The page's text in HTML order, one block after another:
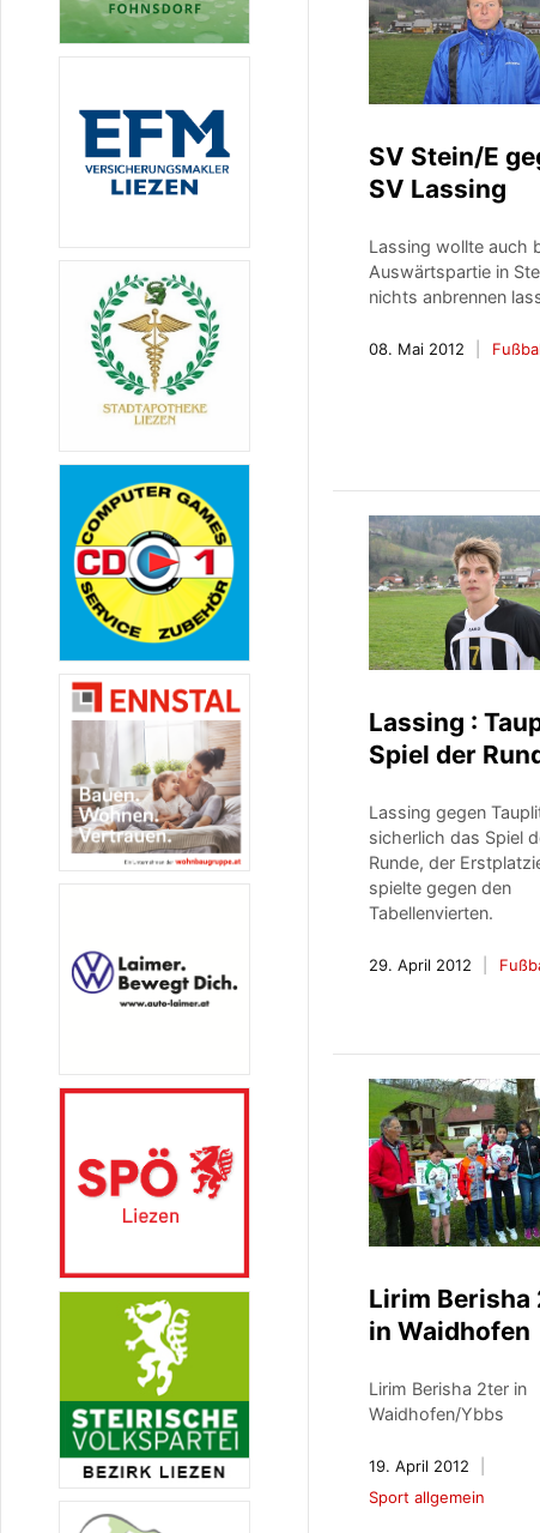
SV Stein/E
SV Lassing
Lassing wollte auch
Auswärtspartie in
nichts anbrennen
08. Mai 2012
Lassing :
Spiel der
Lassing gegen
sicherlich das Spiel
Runde, der
spielte gegen den
Tabellenvierten.
29. April 2012
Lirim Berisha
in Waidhofen
Lirim Berisha 2ter in
Waidhofen/Ybbs
19. April 2012
Sport allgemein